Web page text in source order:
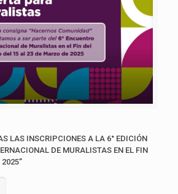
LAS INSCRIPCIONES A LA 6° EDICIÓN
DE MURALISTAS EN EL FIN
2025”